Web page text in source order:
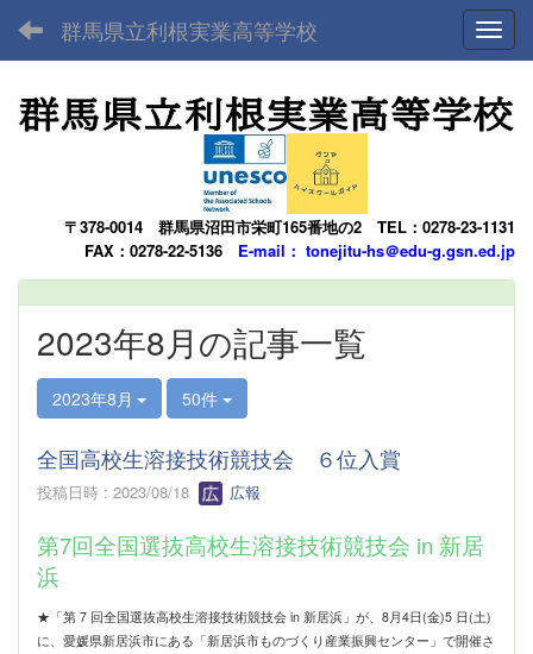
群馬県立利根実業高等学校
〒378-0014 群馬県沼田市栄町165番地の2 TEL：0278-23-1131
FAX：0278-22-5136 E-mail： tonejitu-hs＠edu-g.gsn.ed.jp
2023年8月の記事一覧
2023年8月 50件
全国高校生溶接技術競技会 ６位入賞
投稿日時 : 2023/08/18 広報
第7回全国選抜高校生溶接技術競技会 in 新居
浜
★「第 7 回全国選抜高校生溶接技術競技会 in 新居浜」が、8月4日(金)5 日(土)
に、愛媛県新居浜市にある「新居浜市ものづくり産業振興センター」で開催さ